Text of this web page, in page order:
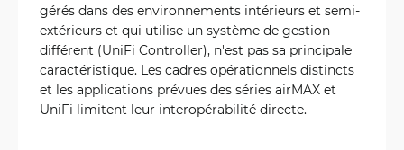
gérés dans des environnements intérieurs et semi-
extérieurs et qui utilise un système de gestion
différent (UniFi Controller), n'est pas sa principale
caractéristique. Les cadres opérationnels distincts
et les applications prévues des séries airMAX et
UniFi limitent leur interopérabilité directe.